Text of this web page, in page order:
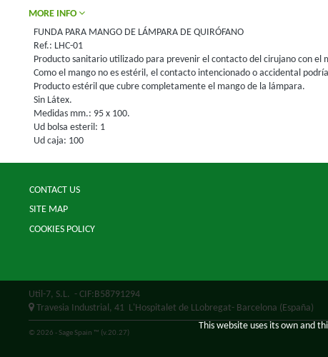
MORE INFO
FUNDA PARA MANGO DE LÁMPARA DE QUIRÓFANO
Ref.: LHC-01
Producto sanitario utilizado para prevenir el contacto del cirujano con
Como el mango no es estéril, el contacto intencionado o accidental
Producto estéril que cubre completamente el mango de la lámpara.
Sin Látex.
Medidas mm.: 95 x 100.
Ud bolsa esteril: 1
Ud caja: 100
CONTACT US
SITE MAP
COOKIES POLICY
Util-7, S.L. - CIF:B58791294
Travesia Industrial, 41 L'Hospitalet de LLobregat- Barcelona (España)
© 2026 - Sage Spain ™ (v.20.27)
This website uses its own and